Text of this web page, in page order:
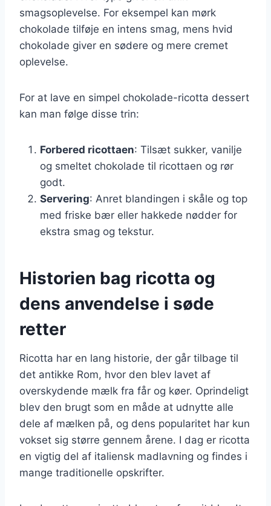
smagsoplevelse. For eksempel kan mørk
chokolade tilføje en intens smag, mens hvid
chokolade giver en sødere og mere cremet
oplevelse.
For at lave en simpel chokolade-ricotta dessert
kan man følge disse trin:
Forbered ricottaen: Tilsæt sukker, vanilje
og smeltet chokolade til ricottaen og rør
godt.
Servering: Anret blandingen i skåle og top
med friske bær eller hakkede nødder for
ekstra smag og tekstur.
Historien bag ricotta og
dens anvendelse i søde
retter
Ricotta har en lang historie, der går tilbage til
det antikke Rom, hvor den blev lavet af
overskydende mælk fra får og køer. Oprindeligt
blev den brugt som en måde at udnytte alle
dele af mælken på, og dens popularitet har kun
vokset sig større gennem årene. I dag er ricotta
en vigtig del af italiensk madlavning og findes i
mange traditionelle opskrifter.